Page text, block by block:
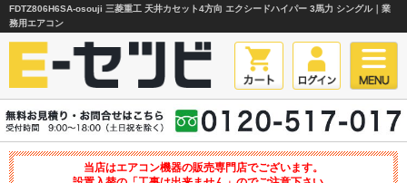
FDTZ806H6SA-osouji 三菱重工 天井カセット4方向 エクシードハイパー 3馬力 シングル｜業
務用エアコン
当店はエアコン機器の販売専門店でございます。